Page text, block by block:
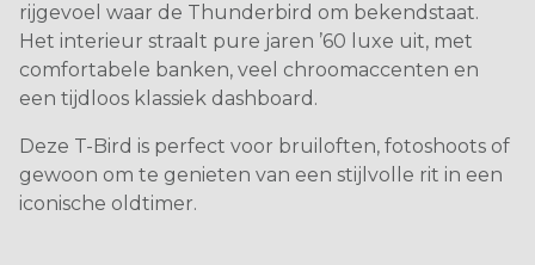
rijgevoel waar de Thunderbird om bekendstaat.
Het interieur straalt pure jaren ’60 luxe uit, met
comfortabele banken, veel chroomaccenten en
een tijdloos klassiek dashboard.
Deze T-Bird is perfect voor bruiloften, fotoshoots of
gewoon om te genieten van een stijlvolle rit in een
iconische oldtimer.